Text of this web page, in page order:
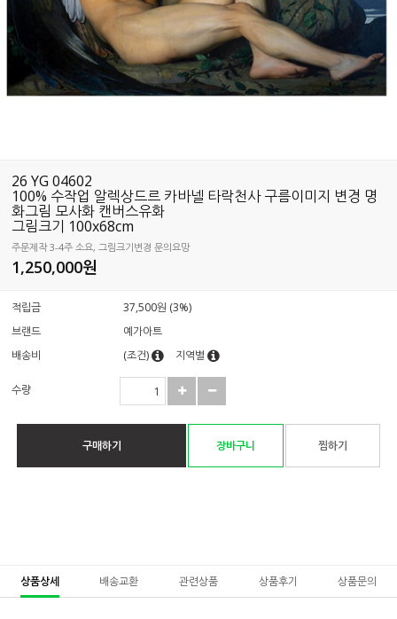
26 YG 04602
100% 수작업 알렉상드르 카바넬 타락천사 구름이미지 변경 명
화그림 모사화 캔버스유화
그림크기 100x68cm
주문제작 3-4주 소요, 그림크기변경 문의요망
1,250,000원
적립금
37,500원 (3%)
브랜드
예가아트
배송비
(조건) 지역별
수량
구매하기 장바구니 찜하기
상품상세 배송교환 관련상품 상품후기 상품문의